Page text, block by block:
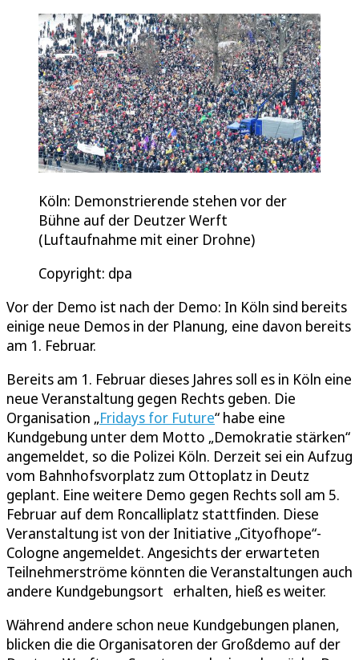
Köln: Demonstrierende stehen vor der
Bühne auf der Deutzer Werft
(Luftaufnahme mit einer Drohne)
Copyright: dpa
Vor der Demo ist nach der Demo: In Köln sind bereits
einige neue Demos in der Planung, eine davon bereits
am 1. Februar.
Bereits am 1. Februar dieses Jahres soll es in Köln eine
neue Veranstaltung gegen Rechts geben. Die
Organisation „Fridays for Future“ habe eine
Kundgebung unter dem Motto „Demokratie stärken“
angemeldet, so die Polizei Köln. Derzeit sei ein Aufzug
vom Bahnhofsvorplatz zum Ottoplatz in Deutz
geplant. Eine weitere Demo gegen Rechts soll am 5.
Februar auf dem Roncalliplatz stattfinden. Diese
Veranstaltung ist von der Initiative „Cityofhope“-
Cologne angemeldet. Angesichts der erwarteten
Teilnehmerströme könnten die Veranstaltungen auch
andere Kundgebungsort erhalten, hieß es weiter.
Während andere schon neue Kundgebungen planen,
blicken die die Organisatoren der Großdemo auf der